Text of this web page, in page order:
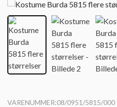
VARENUMMER:08/0951/5815/000